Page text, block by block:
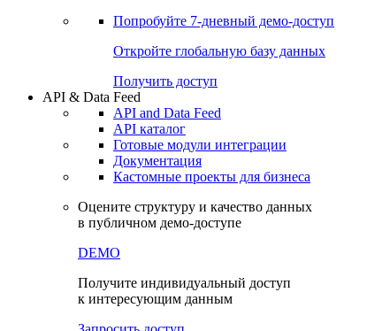
Попробуйте 7-дневный демо-доступ
Откройте глобальную базу данных
Получить доступ
API & Data Feed
API and Data Feed
API каталог
Готовые модули интеграции
Документация
Кастомные проекты для бизнеса
Оцените структуру и качество данных
в публичном демо-доступе
DEMO
Получите индивидуальный доступ
к интересующим данным